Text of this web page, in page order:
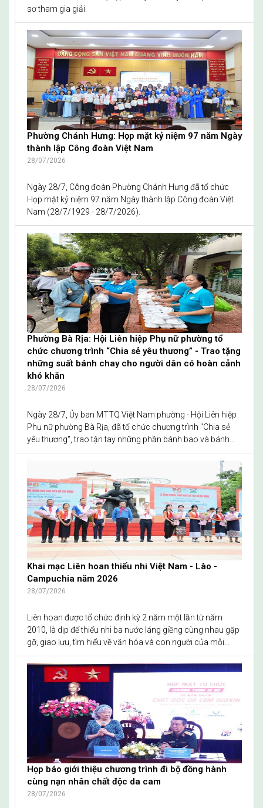
sơ tham gia giải.
Phường Chánh Hưng: Họp mặt kỷ niệm 97 năm Ngày
thành lập Công đoàn Việt Nam
28/07/2026
Ngày 28/7, Công đoàn Phường Chánh Hưng đã tổ chức
Họp mặt kỷ niệm 97 năm Ngày thành lập Công đoàn Việt
Nam (28/7/1929 - 28/7/2026).
Phường Bà Rịa: Hội Liên hiệp Phụ nữ phường tổ
chức chương trình “Chia sẻ yêu thương” - Trao tặng
những suất bánh chay cho người dân có hoàn cảnh
khó khăn
28/07/2026
Ngày 28/7, Ủy ban MTTQ Việt Nam phường - Hội Liên hiệp
Phụ nữ phường Bà Rịa, đã tổ chức chương trình "Chia sẻ
yêu thương", trao tận tay những phần bánh bao và bánh
giò chay thơm ngon, ấm nóng đến các hộ dân và người
lao động có hoàn cảnh khó khăn trên địa bàn khu phố Lập
Thành.
Khai mạc Liên hoan thiếu nhi Việt Nam - Lào -
Campuchia năm 2026
28/07/2026
Liên hoan được tổ chức định kỳ 2 năm một lần từ năm
2010, là dịp để thiếu nhi ba nước láng giềng cùng nhau gặp
gỡ, giao lưu, tìm hiểu về văn hóa và con người của mỗi
quốc gia.
Họp báo giới thiệu chương trình đi bộ đồng hành
cùng nạn nhân chất độc da cam
28/07/2026